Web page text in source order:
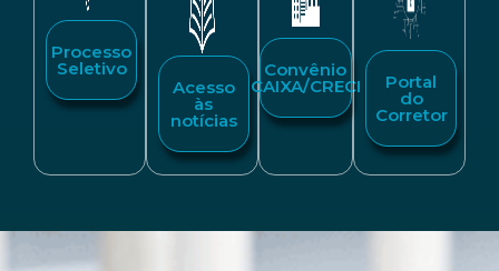
Processo
Seletivo
Acesso
às
notícias
Convênio
CAIXA/CRECI Portal
do
Corretor